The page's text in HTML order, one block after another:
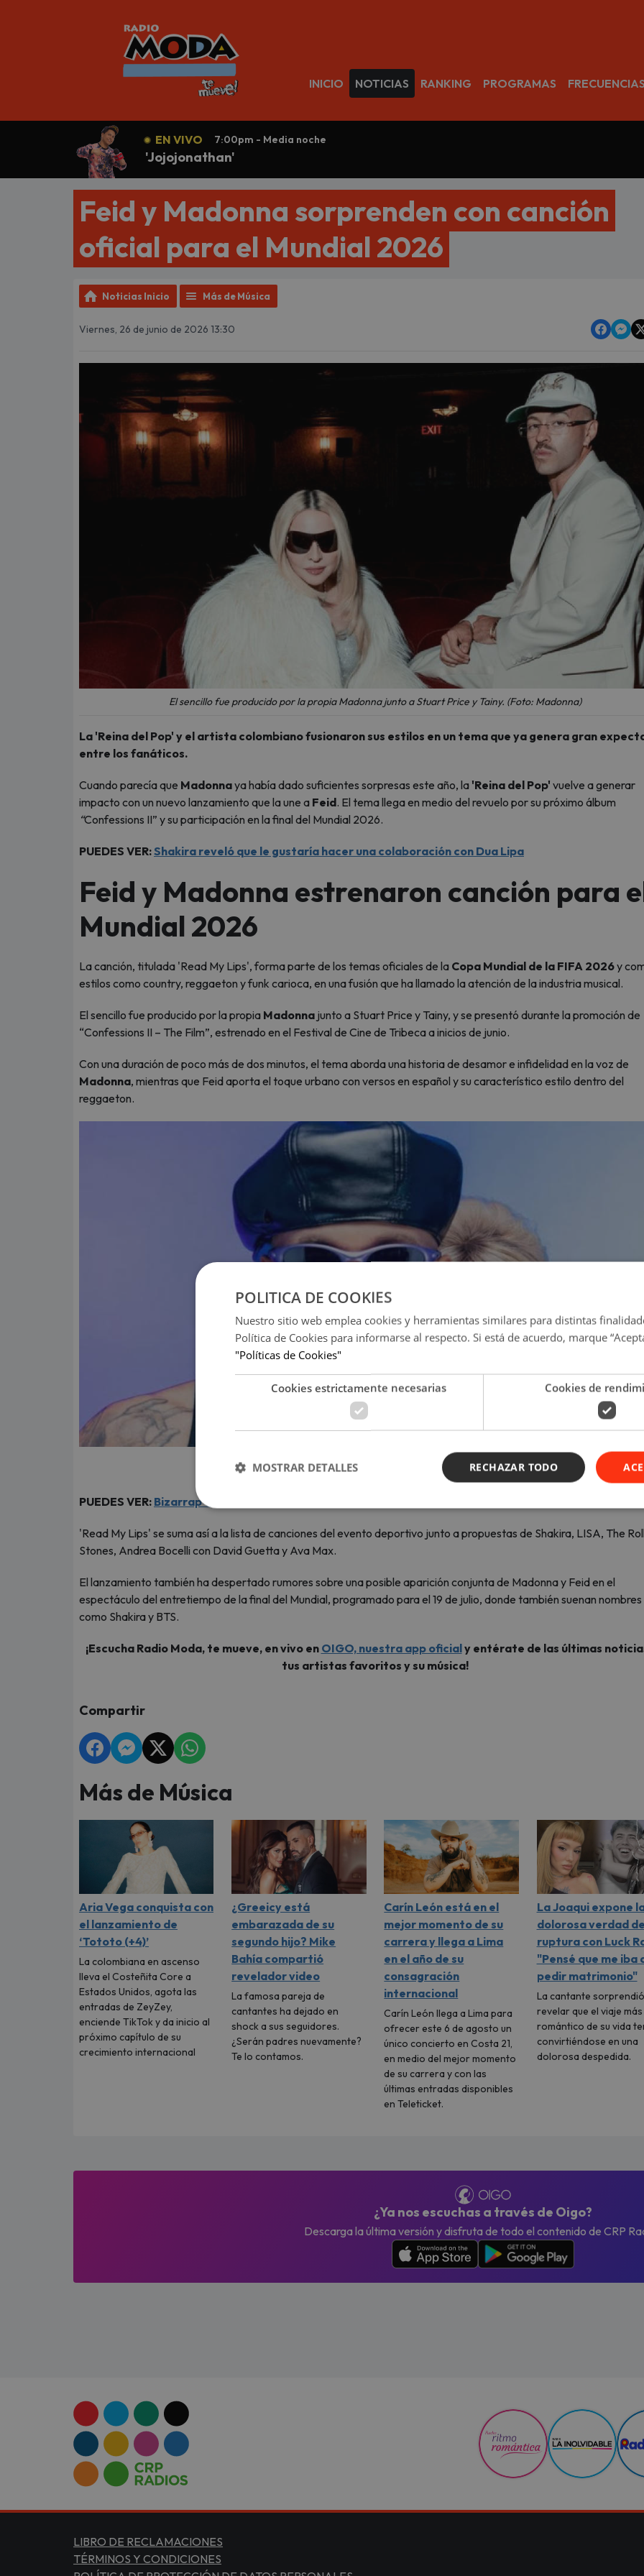
INICIO NOTICIAS RANKING PROGRAMAS FRECUENCIAS
EN VIVO 7:00pm - Media noche
'Jojojonathan'
Feid y Madonna sorprenden con canción
oficial para el Mundial 2026
Noticias Inicio Más de Música
Viernes, 26 de junio de 2026 13:30
El sencillo fue producido por la propia Madonna junto a Stuart Price y Tainy. (Foto: Madonna)
La 'Reina del Pop' y el artista colombiano fusionaron sus estilos en un tema que ya genera gran
entre los fanáticos.
Cuando parecía que Madonnaya había dado suficientes sorpresas este año, la 'Reina del Pop' vuelve a generar
impacto con un nuevo lanzamiento que la une a Feid. El tema llega en medio del revuelo por su próximo álbum
“Confessions II” y su participación en la final del Mundial 2026.
PUEDES VER:Shakira reveló que le gustaría hacer una colaboración con Dua Lipa
Feid y Madonna estrenaron canción para
Mundial 2026
La canción, titulada 'Read My Lips', forma parte de los temas oficiales de la Copa Mundial de la FIFA 2026y
estilos como country, reggaeton y funk carioca, en una fusión que ha llamado la atención de la industria musical.
El sencillo fue producido por la propia Madonna junto a Stuart Price y Tainy, y se presentó durante la promoción de
“Confessions II – The Film”, estrenado en el Festival de Cine de Tribeca a inicios de junio.
Con una duración de poco más de dos minutos, el tema aborda una historia de desamor e infidelidad en la voz de
Madonna, mientras que Feid aporta el toque urbano con versos en español y su característico estilo dentro del
reggaeton.
(Foto: Maddona)
PUEDES VER: Bizarrap estrenó su ‘BZRP Music Session #42’ con Myke Towers
'Read My Lips' se suma así a la lista de canciones del evento deportivo junto a propuestas de Shakira, LISA, The
Stones, Andrea Bocelli con David Guetta y Ava Max.
El lanzamiento también ha despertado rumores sobre una posible aparición conjunta de Madonna y Feid en el
espectáculo del entretiempo de la final del Mundial, programado para el 19 de julio, donde también suenan nombres
como Shakira y BTS.
¡Escucha Radio Moda, te mueve, en vivo en OIGO, nuestra app oficialy entérate de las últimas
tus artistas favoritos y su música!
Compartir
Más de Música
Aria Vega conquista con
el lanzamiento de
‘Tototo (+4)’
La colombiana en ascenso
lleva el Costeñita Core a
Estados Unidos, agota las
entradas de ZeyZey,
enciende TikTok y da inicio al
próximo capítulo de su
crecimiento internacional
¿Greeicy está
embarazada de su
segundo hijo? Mike
Bahía compartió
revelador video
La famosa pareja de
cantantes ha dejado en
shock a sus seguidores.
¿Serán padres nuevamente?
Te lo contamos.
Carín León está en el
mejor momento de su
carrera y llega a Lima
en el año de su
consagración
internacional
Carín León llega a Lima para
ofrecer este 6 de agosto un
único concierto en Costa 21,
en medio del mejor momento
de su carrera y con las
últimas entradas disponibles
en Teleticket.
La Joaqui expone
dolorosa verdad
ruptura con Luck
"Pensé que me iba
pedir matrimonio"
La cantante
revelar que el viaje más
romántico de su vida
convirtiéndose en una
dolorosa despedida.
¿Ya nos escuchas a través de Oigo?
Descarga la última versión y disfruta de todo el contenido de CRP
LIBRO DE RECLAMACIONES
TÉRMINOS Y CONDICIONES
POLITICA DE COOKIES
Nuestro sitio web emplea cookies y herramientas similares para distintas
Política de Cookies para informarse al respecto. Si está de acuerdo, marque
"Políticas de Cookies"
Cookies estrictamente necesarias Cookies de
RECHAZAR TODO
MOSTRAR DETALLES